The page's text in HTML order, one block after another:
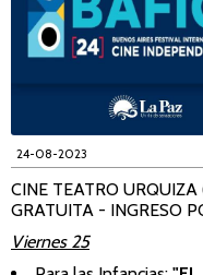
24-08-2023
CINE TEATRO
GRATUITA - INGRESO
Viernes 25